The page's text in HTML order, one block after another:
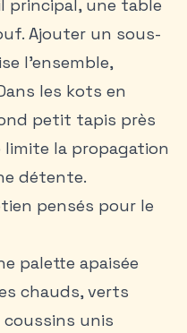
principal, une table
Ajouter un sous-
l’ensemble,
les kots en
petit tapis près
limite la propagation
détente.
pensés pour le
palette apaisée
chauds, verts
coussins unis